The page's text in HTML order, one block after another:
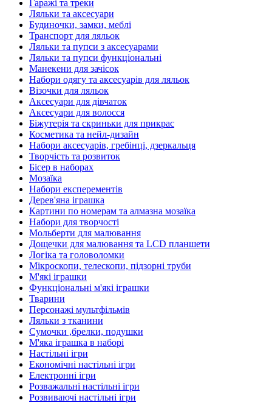
Гаражі та треки
Ляльки та аксесуари
Будиночки, замки, меблі
Транспорт для ляльок
Ляльки та пупси з аксесуарами
Ляльки та пупси функціональні
Манекени для зачісок
Набори одягу та аксесуарів для ляльок
Візочки для ляльок
Аксесуари для дівчаток
Аксесуари для волосся
Біжутерія та скриньки для прикрас
Косметика та нейл-дизайн
Набори аксесуарів, гребінці, дзеркальця
Творчість та розвиток
Бісер в наборах
Мозаїка
Набори експерементів
Дерев'яна іграшка
Картини по номерам та алмазна мозаїка
Набори для творчості
Мольберти для малювання
Дощечки для малювання та LCD планшети
Логіка та головоломки
Мікроскопи, телескопи, підзорні труби
М'які іграшки
Функціональні м'які іграшки
Тварини
Персонажі мультфільмів
Ляльки з тканини
Сумочки ,брелки, подушки
М'яка іграшка в наборі
Настільні ігри
Економічні настільні ігри
Електронні ігри
Розважальні настільні ігри
Розвиваючі настільні ігри